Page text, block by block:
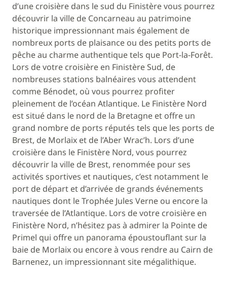
d’une croisière dans le sud du Finistère vous pourrez
découvrir la ville de Concarneau au patrimoine
historique impressionnant mais également de
nombreux ports de plaisance ou des petits ports de
pêche au charme authentique tels que Port-la-Forêt.
Lors de votre croisière en Finistère Sud, de
nombreuses stations balnéaires vous attendent
comme Bénodet, où vous pourrez profiter
pleinement de l’océan Atlantique. Le Finistère Nord
est situé dans le nord de la Bretagne et offre un
grand nombre de ports réputés tels que les ports de
Brest, de Morlaix et de l’Aber Wrac’h. Lors d’une
croisière dans le Finistère Nord, vous pourrez
découvrir la ville de Brest, renommée pour ses
activités sportives et nautiques, c’est notamment le
port de départ et d’arrivée de grands événements
nautiques dont le Trophée Jules Verne ou encore la
traversée de l’Atlantique. Lors de votre croisière en
Finistère Nord, n’hésitez pas à admirer la Pointe de
Primel qui offre un panorama époustouflant sur la
baie de Morlaix ou encore à vous rendre au Cairn de
Barnenez, un impressionnant site mégalithique.